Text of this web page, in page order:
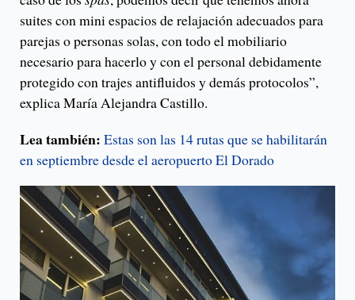
suites con mini espacios de relajación adecuados para
parejas o personas solas, con todo el mobiliario
necesario para hacerlo y con el personal debidamente
protegido con trajes antifluidos y demás protocolos”,
explica María Alejandra Castillo.
Lea también: Estas son las 14 rutas que se habilitarán
en septiembre desde el aeropuerto El Dorado